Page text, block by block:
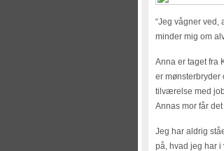
“Jeg vågner ved,
minder mig om
Anna er taget fra
er mønsterbryder
tilværelse med
Annas mor får
Jeg har aldrig
på, hvad jeg har